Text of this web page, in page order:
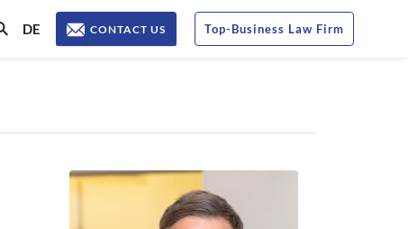
Top-Business Law Firm
CONTACT US
DE